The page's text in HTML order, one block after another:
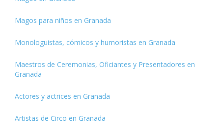
Magos para niños en Granada
Monologuistas, cómicos y humoristas en Granada
Maestros de Ceremonias, Oficiantes y Presentadores en
Granada
Actores y actrices en Granada
Artistas de Circo en Granada